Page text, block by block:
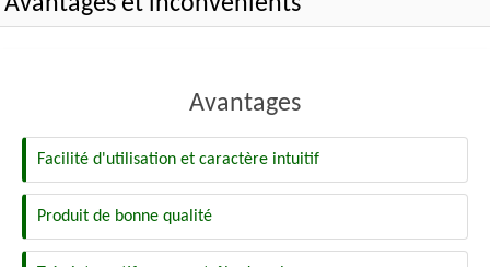
Avantages
Facilité d'utilisation et caractère intuitif
Produit de bonne qualité